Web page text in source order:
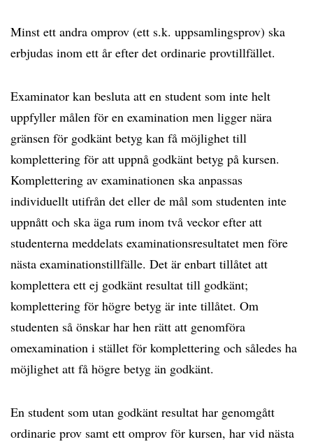
Minst ett andra omprov (ett s.k. uppsamlingsprov) ska
erbjudas inom ett år efter det ordinarie provtillfället.
Examinator kan besluta att en student som inte helt
uppfyller målen för en examination men ligger nära
gränsen för godkänt betyg kan få möjlighet till
komplettering för att uppnå godkänt betyg på kursen.
Komplettering av examinationen ska anpassas
individuellt utifrån det eller de mål som studenten inte
uppnått och ska äga rum inom två veckor efter att
studenterna meddelats examinationsresultatet men före
nästa examinationstillfälle. Det är enbart tillåtet att
komplettera ett ej godkänt resultat till godkänt;
komplettering för högre betyg är inte tillåtet. Om
studenten så önskar har hen rätt att genomföra
omexamination i stället för komplettering och således ha
möjlighet att få högre betyg än godkänt.
En student som utan godkänt resultat har genomgått
ordinarie prov samt ett omprov för kursen, har vid nästa